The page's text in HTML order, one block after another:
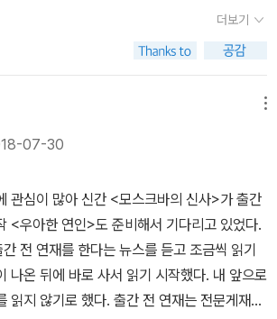
까지 잔잔하다.훅 터뜨리는 한방은 없다. 최후
것도 없다.다른 장르 소설을 보게 되면 스파
폭력이 난무하고 죽고 죽이고 하는데,그
재밌고 감동을 준다. 책의 곳곳에 고전 명작들
며 등장을 하는데,음악이나 영화 또한 그러하
주는 복선은 그야말로 압권이다.러시아 고위급
남아있는게 있을테니 상상할 수 있다고 치
볼 수 있는 것도 좋았다.이런게 신사의 자격 내
싶었다. 재밌는 장면이 여러군데 있었는데,이
로 누군가와 다투다가 콧수염을 잘리우고는
말을 한다.백작은 거울을 향해 몸을 돌리고 자
다. 그처럼 자신의 모습을 눈여겨 살핀 것은
장도 없지만, 행여 스스로가 화석처럼 느껴지
를 찬찬히 굽어보게 된다. 집안과 민족 대대로
와 첨단 문화의 출몰 속에서 홀로 남겨질 때마
는 느낌을 지울 수가 없었다. 한창 국가의 경
남성인 나는 정녕 옛사람인 걸까. 그저 구시
까. 미처 신세계에 적응하기도 전에 또 다른
니, 점점 배움을 포기하며 있는 것들이나 잘 간
기운다. 절대 변하지 않을 가치들에만 집중
러나 야속한 세월은 가치의 영원함 따윈 없다
워 준다.​그래서 인간은 자기 자신만의 세상에
역설적이게도 고립되지 않으려면, 삶에게 휘
진 소설이 나를 사로잡지 못했는데, 지금 생각
다. 그러다 작가가 2011년 발표해 작가로서 입
>을 같은 해 먼저 읽게 되었다. 주변 멋진 남
구하는 여주인공에게 크게 끌리진 않았지만,
, 맨해튼을 배경으로 젊은 남녀의 사랑과 이별
게 묘사한 점이 별로 좋아하지 않는 로맨스
재밌었고 무엇보다 작가의 세련됨과 우아함
모스크바의 신사>의 주인공은 성 안드레이 훈
럽 회원, 사냥의 명수인 서른세 살의 귀족 알렉
백작이다. 배경은 볼셰비키 혁명이 일어난
신이 묶고 있는 메트로폴 호텔에서 단 한 걸
에 처하는 '종신연금형'을 선고받는다. 원래는
더보기
07-30
관심이 많아 신간 <모스크바의 신사>가 출간
<우아한 연인>도 준비해서 기다리고 있었다.
전 연재를 한다는 뉴스를 듣고 조금씩 읽기
나온 뒤에 바로 사서 읽기 시작했다. 내 앞으로
읽지 않기로 했다. 출간 전 연재는 전문게재도